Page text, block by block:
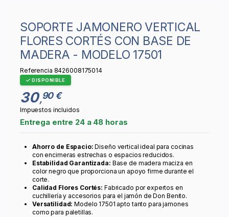
SOPORTE JAMONERO VERTICAL
FLORES CORTÉS CON BASE DE
MADERA - MODELO 17501
Referencia 8426008175014
DISPONIBLE
30,90 €
Impuestos incluidos
Entrega entre 24 a 48 horas
Ahorro de Espacio: Diseño vertical ideal para cocinas
con encimeras estrechas o espacios reducidos.
Estabilidad Garantizada: Base de madera maciza en
color negro que proporciona un apoyo firme durante el
corte.
Calidad Flores Cortés: Fabricado por expertos en
cuchillería y accesorios para el jamón de Don Benito.
Versatilidad: Modelo 17501 apto tanto para jamones
como para paletillas.